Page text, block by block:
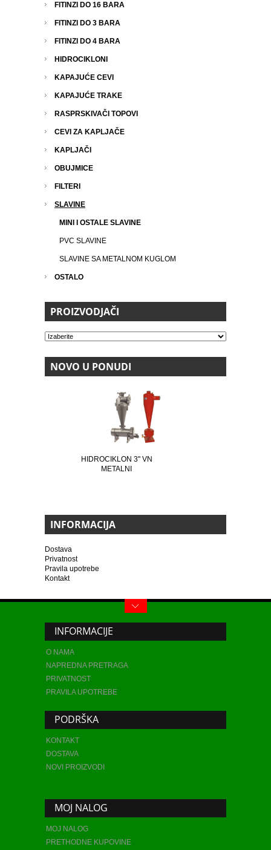
FITINZI DO 16 BARA
FITINZI DO 3 BARA
FITINZI DO 4 BARA
HIDROCIKLONI
KAPAJUĆE CEVI
KAPAJUĆE TRAKE
RASPRSKIVAČI TOPOVI
CEVI ZA KAPLJAČE
KAPLJAČI
OBUJMICE
FILTERI
SLAVINE
MINI I OSTALE SLAVINE
PVC SLAVINE
SLAVINE SA METALNOM KUGLOM
OSTALO
PROIZVODJAČI
NOVO U PONUDI
HIDROCIKLON 3" VN
METALNI
INFORMACIJA
Dostava
Privatnost
Pravila upotrebe
Kontakt
INFORMACIJE
O NAMA
NAPREDNA PRETRAGA
PRIVATNOST
PRAVILA UPOTREBE
PODRŠKA
KONTAKT
DOSTAVA
NOVI PROIZVODI
MOJ NALOG
MOJ NALOG
PRETHODNE KUPOVINE